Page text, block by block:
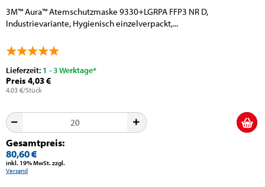
3M™ Aura™ Atemschutzmaske 9330+LGRPA FFP3 NR D,
Industrievariante, Hygienisch einzelverpackt,...
Lieferzeit: 1 - 3 Werktage*
Preis 4,03 €
4,03 €/Stück
Gesamtpreis:
80,60 €
inkl. 19% MwSt. zzgl.
Versand